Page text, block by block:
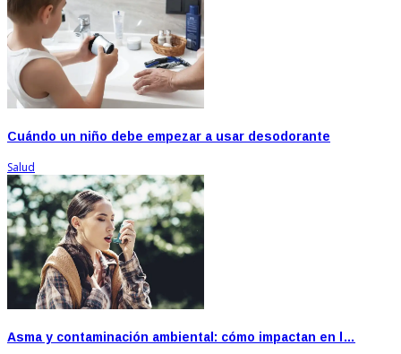
Cuándo un niño debe empezar a usar desodorante
Salud
Asma y contaminación ambiental: cómo impactan en l…